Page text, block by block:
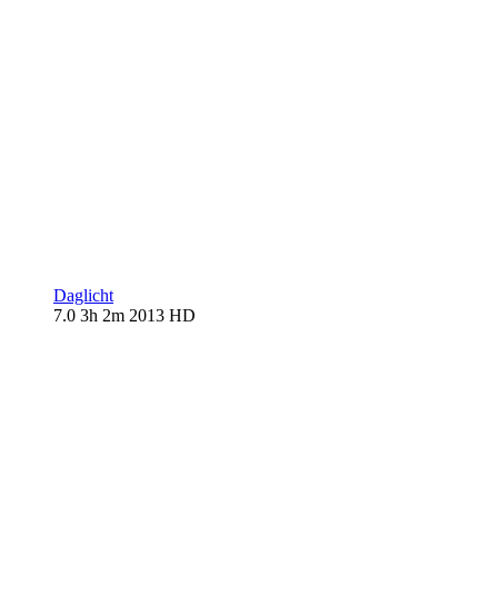
Daglicht
7.0 3h 2m 2013 HD